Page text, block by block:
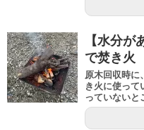
【水分
で焚き火
原木回収時に
き火に使って
っていないと